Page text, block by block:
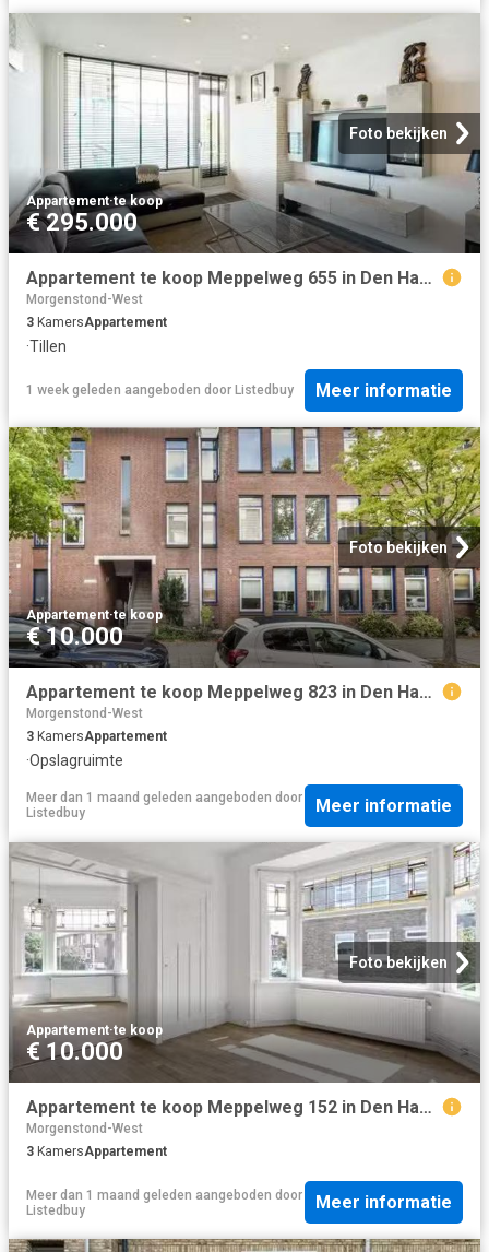
Foto bekijken
Appartement·te koop
€ 295.000
Appartement te koop Meppelweg 655 in Den Haag voor € 295.000
Morgenstond-West
3 KamersAppartement
·Tillen
1 week geleden aangeboden door Listedbuy Meer informatie
Foto bekijken
Appartement·te koop
€ 10.000
Appartement te koop Meppelweg 823 in Den Haag voor € 295.000
Morgenstond-West
3 KamersAppartement
·Opslagruimte
Meer dan 1 maand geleden aangeboden door
Listedbuy
Meer informatie
Foto bekijken
Appartement·te koop
€ 10.000
Appartement te koop Meppelweg 152 in Den Haag voor € 235.000
Morgenstond-West
3 KamersAppartement
Meer dan 1 maand geleden aangeboden door
Listedbuy
Meer informatie